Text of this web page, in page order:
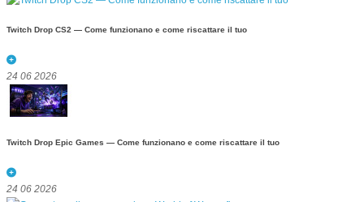
Twitch Drop CS2 — Come funzionano e come riscattare il tuo
24 06 2026
Twitch Drop Epic Games — Come funzionano e come riscattare il tuo
24 06 2026